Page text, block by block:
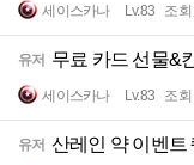
세이스카나 Lv.83 조
유저 무료 카드 선물&
세이스카나 Lv.83 조
유저 산레인 약 이벤트